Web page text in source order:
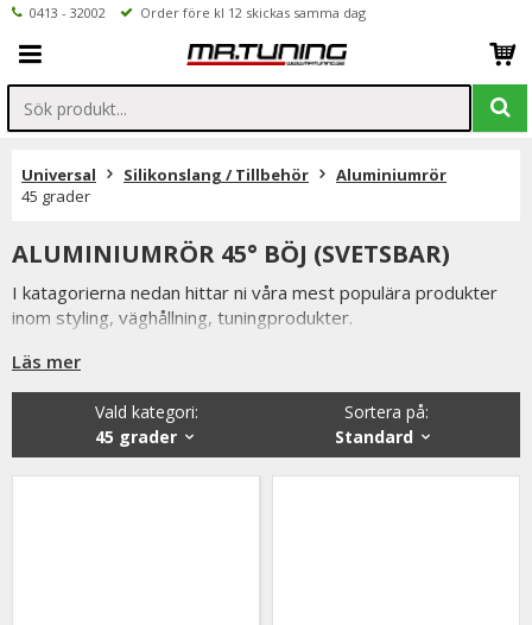
0413 - 32002 Order före kl 12 skickas samma dag
Universal Silikonslang / Tillbehör
Aluminiumrör
45 grader
ALUMINIUMRÖR 45° BÖJ (SVETSBAR)
I katagorierna nedan hittar ni våra mest populära produkter
inom styling, väghållning, tuningprodukter.
Är det något som du funderar över eller inte hittar i vårt
Till Aluminiumrör 45 grader.
Läs mer
Sortera på:
Standard
Vald kategori:
45 grader